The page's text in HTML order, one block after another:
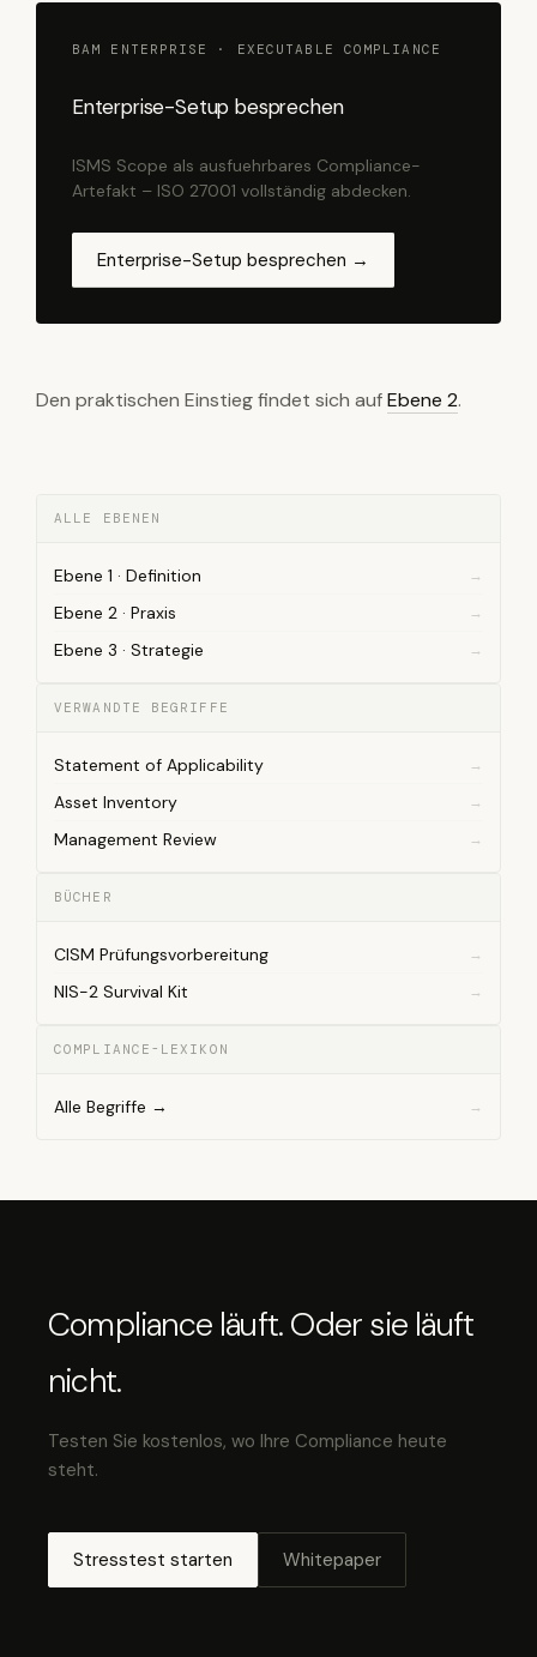
BAM ENTERPRISE · EXECUTABLE COMPLIANCE
Enterprise-Setup besprechen
ISMS Scope als ausfuehrbares Compliance-
Artefakt – ISO 27001 vollständig abdecken.
Enterprise-Setup besprechen →
Den praktischen Einstieg findet sich aufEbene 2.
ALLE EBENEN
Ebene 1 · Definition
Ebene 2 · Praxis
Ebene 3 · Strategie
VERWANDTE BEGRIFFE
Statement of Applicability
Asset Inventory
Management Review
BÜCHER
CISM Prüfungsvorbereitung
NIS-2 Survival Kit
COMPLIANCE-LEXIKON
Alle Begriffe →
Compliance läuft. Oder sie läuft
nicht.
Testen Sie kostenlos, wo Ihre Compliance heute
steht.
Stresstest starten Whitepaper